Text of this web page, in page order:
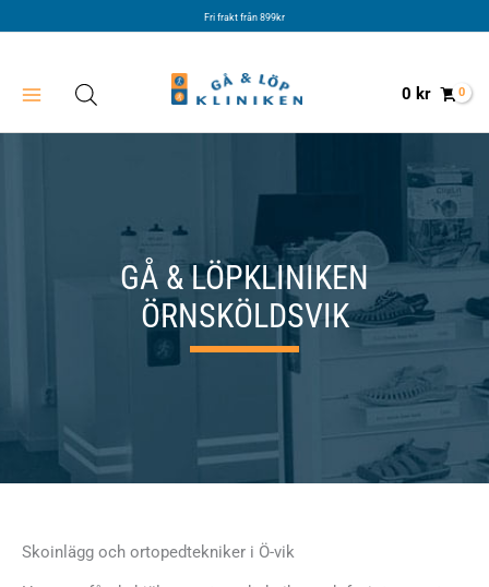
Fri frakt från 899kr
0 kr
GÅ & LÖPKLINIKEN
ÖRNSKÖLDSVIK
Skoinlägg och ortopedtekniker i Ö-vik